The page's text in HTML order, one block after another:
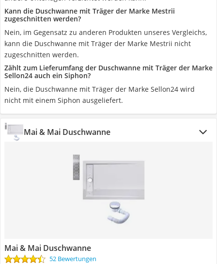
Kann die Duschwanne mit Träger der Marke Mestrii
zugeschnitten werden?
Nein, im Gegensatz zu anderen Produkten unseres Vergleichs,
kann die Duschwanne mit Träger der Marke Mestrii nicht
zugeschnitten werden.
Zählt zum Lieferumfang der Duschwanne mit Träger der Marke
Sellon24 auch ein Siphon?
Nein, die Duschwanne mit Träger der Marke Sellon24 wird
nicht mit einem Siphon ausgeliefert.
Mai & Mai Duschwanne
Mai & Mai Duschwanne
52 Bewertungen